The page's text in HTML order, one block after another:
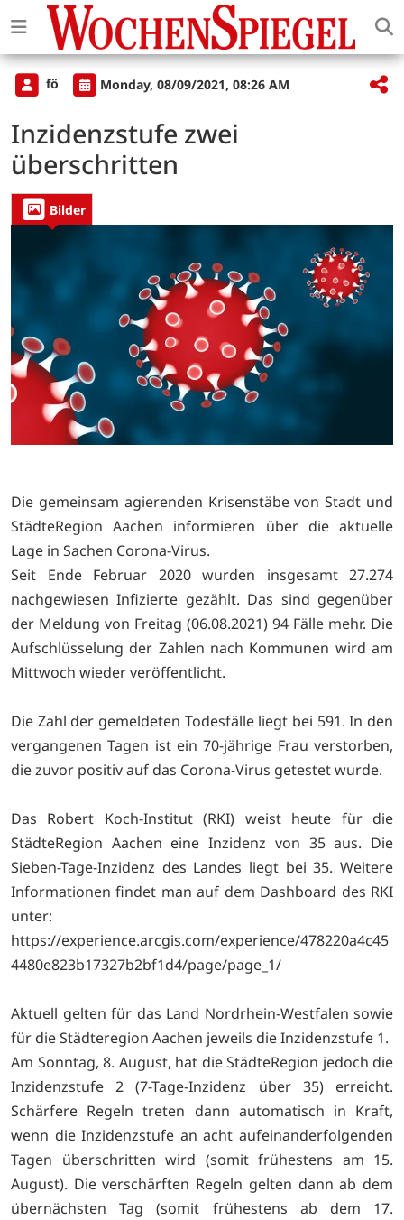
fö Monday, 08/09/2021, 08:26 AM
Inzidenzstufe zwei
überschritten
Bilder
Die gemeinsam agierenden Krisenstäbe von Stadt und
StädteRegion Aachen informieren über die aktuelle
Lage in Sachen Corona-Virus.
Seit Ende Februar 2020 wurden insgesamt 27.274
nachgewiesen Infizierte gezählt. Das sind gegenüber
der Meldung von Freitag (06.08.2021) 94 Fälle mehr. Die
Aufschlüsselung der Zahlen nach Kommunen wird am
Mittwoch wieder veröffentlicht.
Die Zahl der gemeldeten Todesfälle liegt bei 591. In den
vergangenen Tagen ist ein 70-jährige Frau verstorben,
die zuvor positiv auf das Corona-Virus getestet wurde.
Das Robert Koch-Institut (RKI) weist heute für die
StädteRegion Aachen eine Inzidenz von 35 aus. Die
Sieben-Tage-Inzidenz des Landes liegt bei 35. Weitere
Informationen findet man auf dem Dashboard des RKI
unter:
https://experience.arcgis.com/experience/478220a4c45
4480e823b17327b2bf1d4/page/page_1/
Aktuell gelten für das Land Nordrhein-Westfalen sowie
für die Städteregion Aachen jeweils die Inzidenzstufe 1.
Am Sonntag, 8. August, hat die StädteRegion jedoch die
Inzidenzstufe 2 (7-Tage-Inzidenz über 35) erreicht.
Schärfere Regeln treten dann automatisch in Kraft,
wenn die Inzidenzstufe an acht aufeinanderfolgenden
Tagen überschritten wird (somit frühestens am 15.
August). Die verschärften Regeln gelten dann ab dem
übernächsten Tag (somit frühestens ab dem 17.